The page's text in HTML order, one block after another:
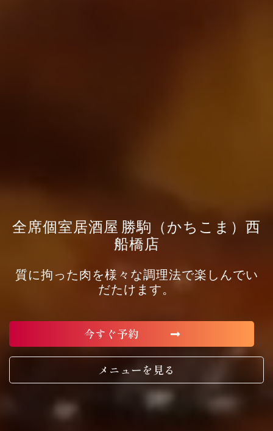
全席個室居酒屋 勝駒（かちこま）西
船橋店
質に拘った肉を様々な調理法で楽しんでい
だたけます。
今すぐ予約
メニューを見る